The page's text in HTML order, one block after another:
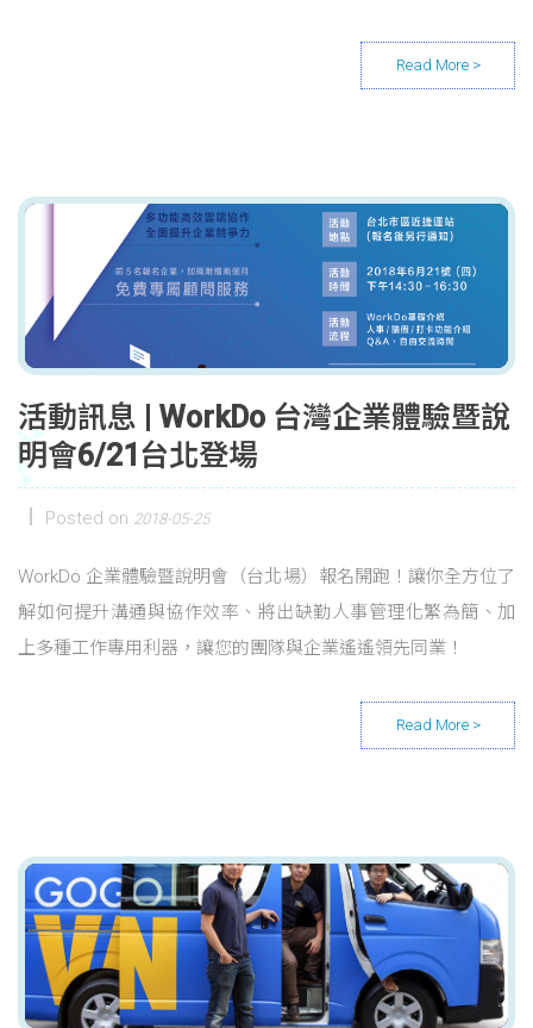
活動訊息 | WorkDo 台灣企業體驗暨說
明會6/21台北登場
Posted on 2018-05-25
WorkDo 企業體驗暨說明會（台北場）報名開跑！讓你全方位了
解如何提升溝通與協作效率、將出缺勤人事管理化繁為簡、加
上多種工作專用利器，讓您的團隊與企業遙遙領先同業！